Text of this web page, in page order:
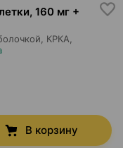
, 160 мг +
КРКА
В корзину